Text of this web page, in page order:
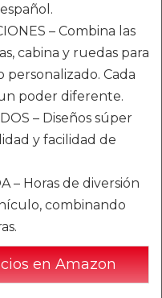
– Combina las
cabina y ruedas para
Cada
poder diferente.
– Diseños súper
y facilidad de
– Horas de diversión
combinando
en Amazon